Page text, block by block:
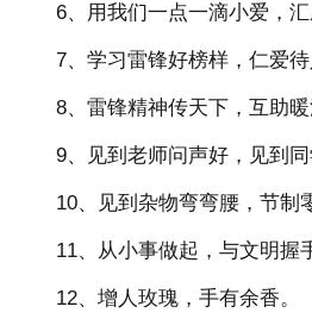
6、用我们一点一滴小爱，汇
7、学习雷锋好榜样，仁爱待
8、雷锋精神传天下，互助暖
9、见到老师问声好，见到同
10、见到杂物弯弯腰，节制零
11、从小事做起，与文明握
12、增人玫瑰，手有余香。